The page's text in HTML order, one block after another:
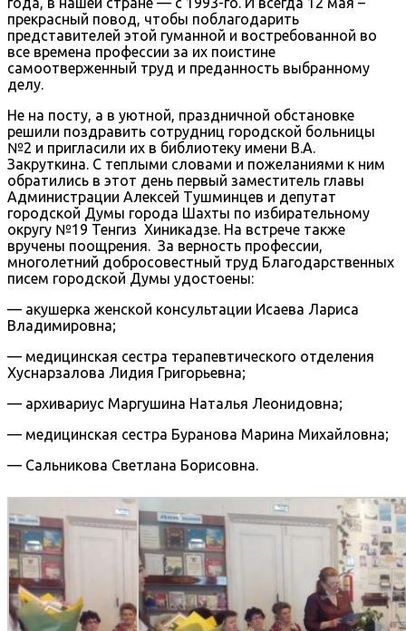
прекрасный повод, чтобы поблагодарить
представителей этой гуманной и востребованной во
все времена профессии за их поистине
самоотверженный труд и преданность выбранному
делу.
Не на посту, а в уютной, праздничной обстановке
решили поздравить сотрудниц городской больницы
№2 и пригласили их в библиотеку имени В.А.
Закруткина. С теплыми словами и пожеланиями к ним
обратились в этот день первый заместитель главы
Администрации Алексей Тушминцев и депутат
городской Думы города Шахты по избирательному
округу №19 Тенгиз Хиникадзе. На встрече также
вручены поощрения. За верность профессии,
многолетний добросовестный труд Благодарственных
писем городской Думы удостоены:
— акушерка женской консультации Исаева Лариса
Владимировна;
— медицинская сестра терапевтического отделения
Хуснарзалова Лидия Григорьевна;
— архивариус Маргушина Наталья Леонидовна;
— медицинская сестра Буранова Марина Михайловна;
— Сальникова Светлана Борисовна.